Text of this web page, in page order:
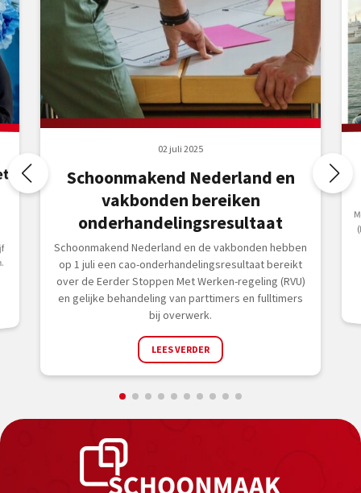
02 juli 2025
Schoonmakend Nederland en
vakbonden bereiken
onderhandelingsresultaat
Schoonmakend Nederland en de vakbonden hebben
op 1 juli een cao-onderhandelingsresultaat bereikt
over de Eerder Stoppen Met Werken-regeling (RVU)
en gelijke behandeling van parttimers en fulltimers
bij overwerk.
LEES VERDER